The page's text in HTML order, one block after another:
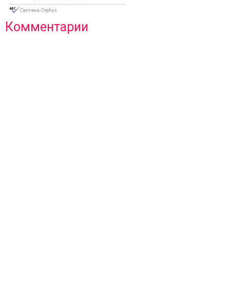
Комментарии